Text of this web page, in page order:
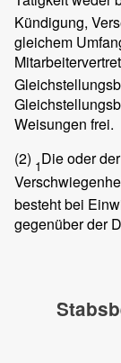
Kündigung,
gleichem
Weisungen frei.
(2) 1Die oder
besteht bei
gegenüber der